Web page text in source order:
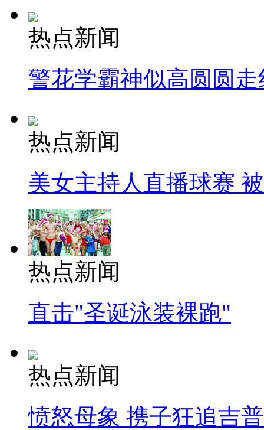
热点新闻
警花学霸神似高圆圆走
热点新闻
美女主持人直播球赛
热点新闻
直击"圣诞泳装裸跑"
热点新闻
愤怒母象 携子狂追吉